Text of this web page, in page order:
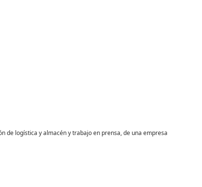
de logística y almacén y trabajo en prensa, de una empresa